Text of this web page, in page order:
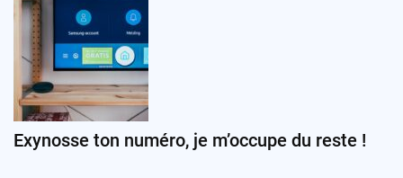
Exynosse ton numéro, je m’occupe du reste !